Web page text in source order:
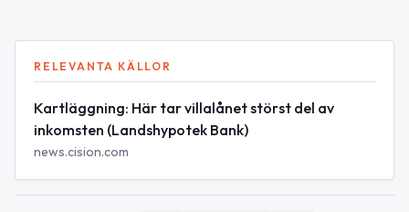
RELEVANTA KÄLLOR
Kartläggning: Här tar villalånet störst del av
inkomsten (Landshypotek Bank)
news.cision.com